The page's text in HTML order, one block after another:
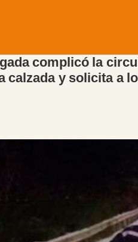
complicó la
calzada y solicita a